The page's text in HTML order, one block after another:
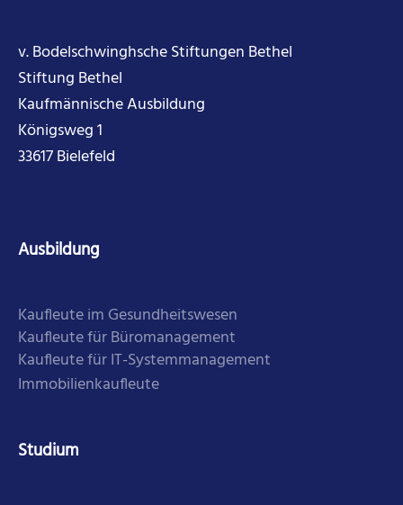
v. Bodelschwinghsche Stiftungen Bethel
Stiftung Bethel
Kaufmännische Ausbildung
Königsweg 1
33617 Bielefeld
Ausbildung
Kaufleute im Gesundheitswesen
Kaufleute für Büromanagement
Kaufleute für IT-Systemmanagement
Immobilienkaufleute
Studium